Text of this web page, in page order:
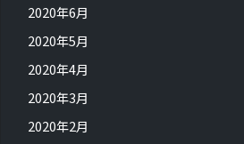
2020年6月
2020年5月
2020年4月
2020年3月
2020年2月